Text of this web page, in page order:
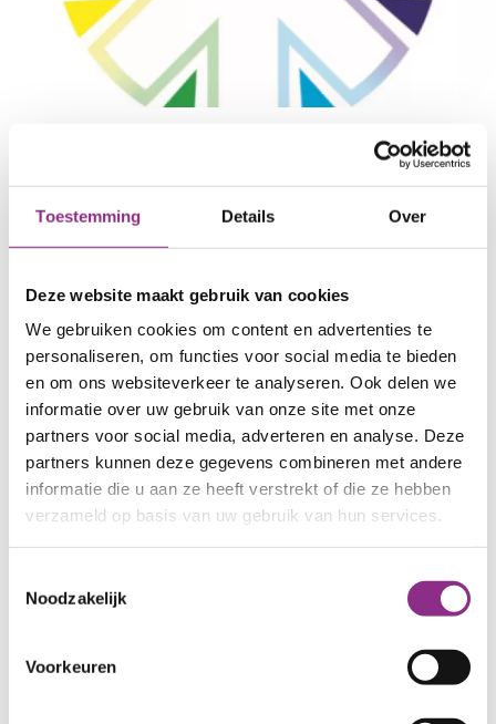
Toestemming Details Over
Deze website maakt gebruik van cookies
We gebruiken cookies om content en advertenties te
personaliseren, om functies voor social media te bieden
en om ons websiteverkeer te analyseren. Ook delen we
informatie over uw gebruik van onze site met onze
partners voor social media, adverteren en analyse. Deze
partners kunnen deze gegevens combineren met andere
informatie die u aan ze heeft verstrekt of die ze hebben
verzameld op basis van uw gebruik van hun services.
Noodzakelijk
Voorkeuren
inloopmiddag energiezuinig wonen alandsbeek
Datum
16 april 2026
Tijd16:30 - 18:00
Wijkkamer Alandsbeek: Kokmeeuw 2
https://duurzaam.buurkrachtalandsbeek.nl/
Kom langs tijdens de inloopmiddag Energiezuinig
Wonen in de wijkkamer, Kokmeeuw 2, op
donderdag 16 april tussen 16:30 en 18:00 uur!
Het buurtteam Duurzaam Alandsbeek helpt je
graag bij vragen vragen over isolatie,
maatregelen. Maar ze bieden bijvoorbeeld ook
hulp bij het aanvragen van subsidies of bij het